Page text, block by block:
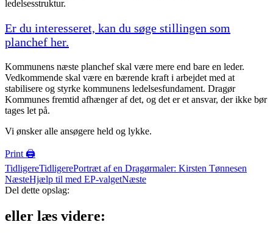
ledelsesstruktur.
Er du interesseret, kan du søge stillingen som
planchef her.
Kommunens næste planchef skal være mere end bare en leder.
Vedkommende skal være en bærende kraft i arbejdet med at
stabilisere og styrke kommunens ledelsesfundament. Dragør
Kommunes fremtid afhænger af det, og det er et ansvar, der ikke bør
tages let på.
Vi ønsker alle ansøgere held og lykke.
Print 🖨
TidligereTidligerePortræt af en Dragørmaler: Kirsten Tønnesen
NæsteHjælp til med EP-valgetNæste
Del dette opslag:
eller læs videre: